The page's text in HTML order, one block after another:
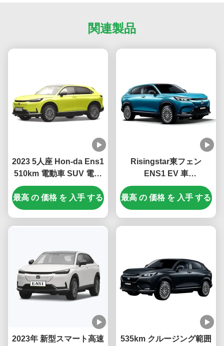
関連製品
2023 5人座 Hon-da Ens1
510km 電動車 SUV 電気
自動車 充電時間が短く,荷
物容量は323L
最高 の 価格 を 入手 する
Risingstar東フェン
ENS1 EV 車
4270*1822*1636mm トル
ナリーリチウム電池型
2023年にカーマットなど
最高 の 価格 を 入手 する
2023年 新型スマート高速
535km クルージング範囲